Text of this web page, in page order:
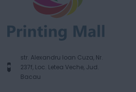
str. Alexandru Ioan Cuza, Nr.
237f, Loc. Letea Veche, Jud.
Bacau